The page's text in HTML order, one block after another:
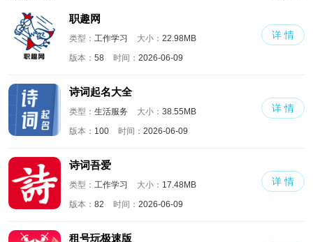
职趣网
类型： 工作学习 大小： 22.98MB
版本： 58 时间： 2026-06-09
详 情
诗词起名大全
类型： 生活服务 大小： 38.55MB
版本： 100 时间： 2026-06-09
详 情
诗词吾爱
类型： 工作学习 大小： 17.48MB
版本： 82 时间： 2026-06-09
详 情
租号玩极速版